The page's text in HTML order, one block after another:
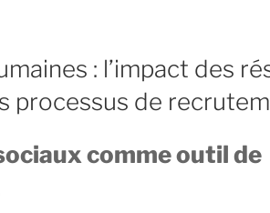
: l’impact des
processus de
comme outil de